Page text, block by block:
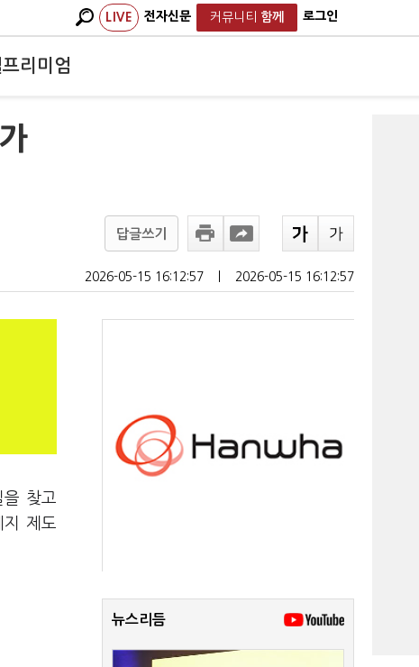
LIVE 전자신문 커뮤니티 함께 로그인
프리미엄
답글쓰기
2026-05-15 16:12:57 2026-05-15 16:12:57
을 찾고
지 제도
뉴스리듬